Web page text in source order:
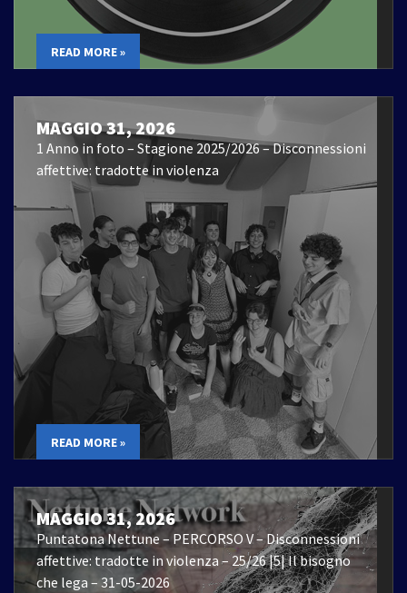
READ MORE »
MAGGIO 31, 2026
1 Anno in foto – Stagione 2025/2026 – Disconnessioni
affettive: tradotte in violenza
READ MORE »
MAGGIO 31, 2026
Puntatona Nettune – PERCORSO V – Disconnessioni
affettive: tradotte in violenza – 25/26 |5| Il bisogno
che lega – 31-05-2026